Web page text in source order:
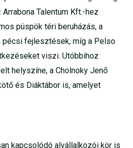
Talentum Kft.-hez
püspök téri beruházás, a
pécsi fejlesztések, míg a Pelso
viszi. Utóbbihoz
helyszíne, a Cholnoky Jenő
és Diáktábor is, amelyet
kapcsolódó alvállalkozói kör is